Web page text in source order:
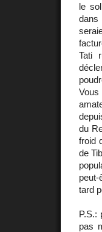
le
dans
Tati
du
froid
de
peut-
tard
P.S.:
pas